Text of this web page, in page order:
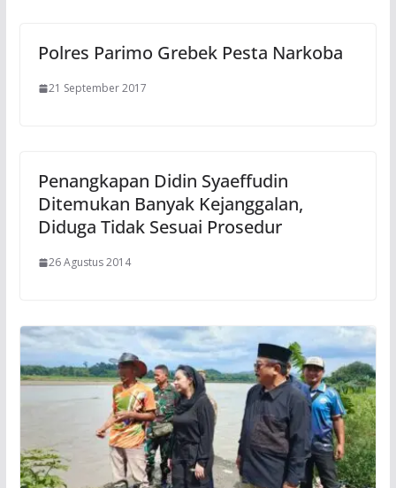
Polres Parimo Grebek Pesta Narkoba
21 September 2017
Penangkapan Didin Syaeffudin
Ditemukan Banyak Kejanggalan,
Diduga Tidak Sesuai Prosedur
26 Agustus 2014